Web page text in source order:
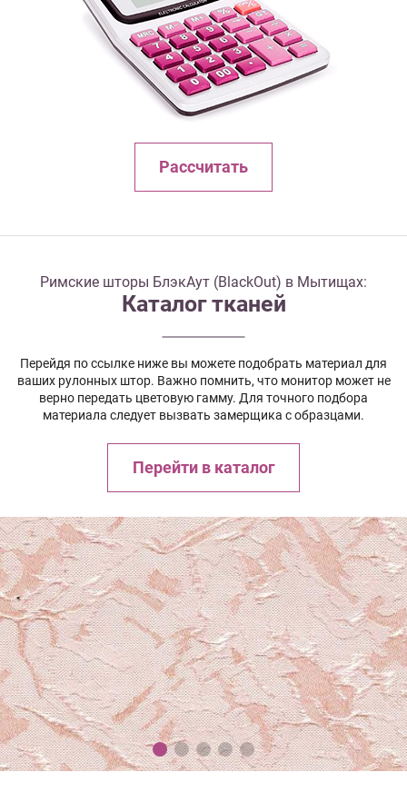
Рассчитать
Римские шторы БлэкАут (BlackOut) в Мытищах:
Каталог тканей
Перейдя по ссылке ниже вы можете подобрать материал для
ваших рулонных штор. Важно помнить, что монитор может не
верно передать цветовую гамму. Для точного подбора
материала следует вызвать замерщика с образцами.
Перейти в каталог